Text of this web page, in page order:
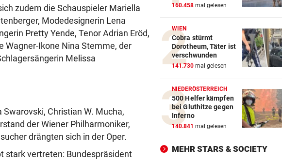
zudem die Schauspieler Mariella
Modedesignerin Lena
Pretty Yende, Tenor Adrian Eröd,
Wagner-Ikone Nina Stemme, der
Melissa
Christian W. Mucha,
der Wiener Philharmoniker,
drängten sich in der Oper.
stark vertreten: Bundespräsident
Steirische Ärztin tauschte
gegen „Traumschiff“
PEDALE VERWECHSELT vor
Tiroler Seniorin (76)
Auto in Baugrube
TRAINER ZARIC DEUTLICH
Trotz 3:1 gegen WSG bleibt
Altachern ein Problem
FÄHIGKEITEN BEDENKLICH vor
muss neue KI einhegen
160.458 mal gelesen
WIEN
Cobra stürmt
Dorotheum, Täter ist
verschwunden
141.730 mal gelesen
NIEDERÖSTERREICH
500 Helfer kämpfen
bei Gluthitze gegen
Inferno
140.841 mal gelesen
MEHR STARS & SOCIETY